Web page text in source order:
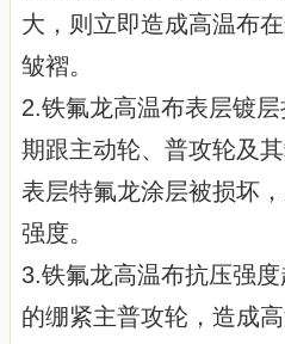
大，则立即造成高温布
皱褶。
2.铁氟龙高温布表层镀
期跟主动轮、普攻轮及
表层特氟龙涂层被损坏
强度。
3.铁氟龙高温布抗压强
的绷紧主普攻轮，造成